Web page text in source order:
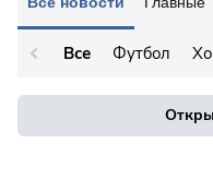
Все Футбол